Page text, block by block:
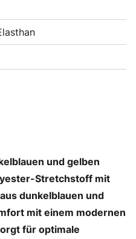
und gelben
Stretchstoff mit
dunkelblauen und
mit einem modernen
für optimale